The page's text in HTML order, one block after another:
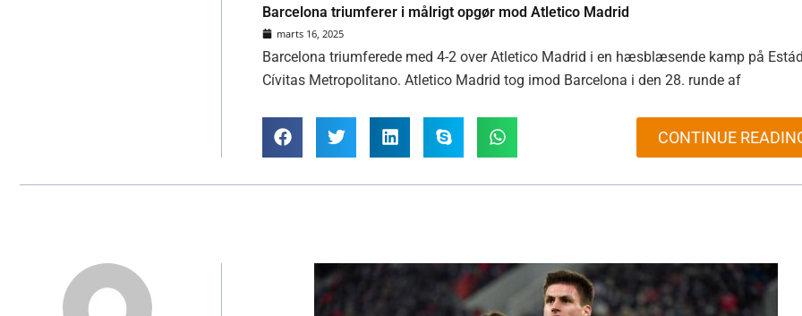
Barcelona triumferer i målrigt opgør mod Atletico Madrid
marts 16, 2025
Barcelona triumferede med 4-2 over Atletico Madrid i en hæsblæsende kamp på
Cívitas Metropolitano. Atletico Madrid tog imod Barcelona i den 28. runde af
CONTINUE